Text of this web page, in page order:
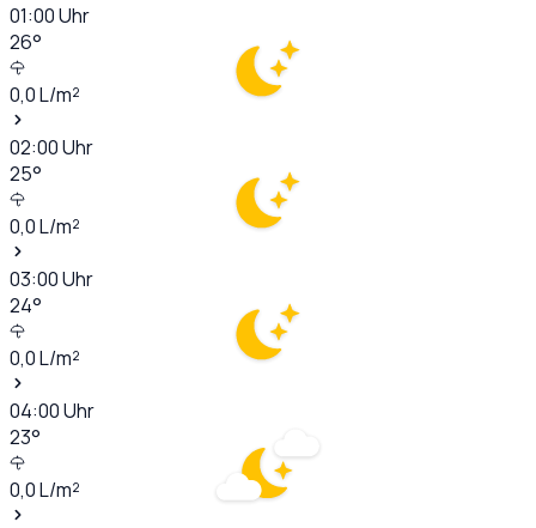
01:00Uhr
26°
0,0L/m²
02:00Uhr
25°
0,0L/m²
03:00Uhr
24°
0,0L/m²
04:00Uhr
23°
0,0L/m²